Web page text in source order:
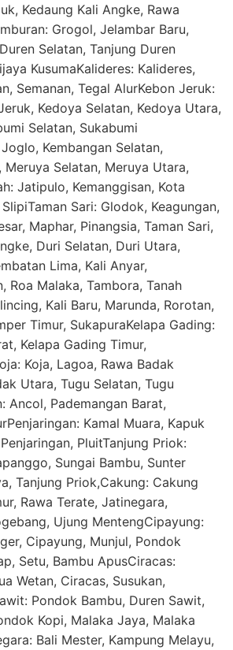
Kedaung Kali Angke, Rawa
Grogol, Jelambar Baru,
Selatan, Tanjung Duren
KusumaKalideres: Kalideres,
Semanan, Tegal AlurKebon Jeruk:
Kedoya Selatan, Kedoya Utara,
Selatan, Sukabumi
Kembangan Selatan,
Meruya Selatan, Meruya Utara,
Jatipulo, Kemanggisan, Kota
Sari: Glodok, Keagungan,
Maphar, Pinangsia, Taman Sari,
Duri Selatan, Duri Utara,
Lima, Kali Anyar,
Roa Malaka, Tambora, Tanah
Kali Baru, Marunda, Rorotan,
Timur, SukapuraKelapa Gading:
Kelapa Gading Timur,
Koja, Lagoa, Rawa Badak
Utara, Tugu Selatan, Tugu
Ancol, Pademangan Barat,
Kamal Muara, Kapuk
PluitTanjung Priok:
Sungai Bambu, Sunter
Tanjung Priok,Cakung: Cakung
Rawa Terate, Jatinegara,
Ujung MentengCipayung:
Cipayung, Munjul, Pondok
Setu, Bambu ApusCiracas:
Wetan, Ciracas, Susukan,
Pondok Bambu, Duren Sawit,
Kopi, Malaka Jaya, Malaka
Bali Mester, Kampung Melayu,